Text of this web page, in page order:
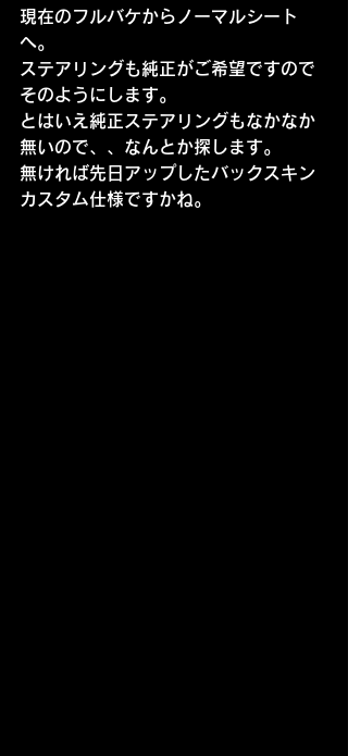
現在のフルバケからノーマルシート
へ。
ステアリングも純正がご希望ですので
そのようにします。
とはいえ純正ステアリングもなかなか
無いので、、なんとか探します。
無ければ先日アップしたバックスキン
カスタム仕様ですかね。